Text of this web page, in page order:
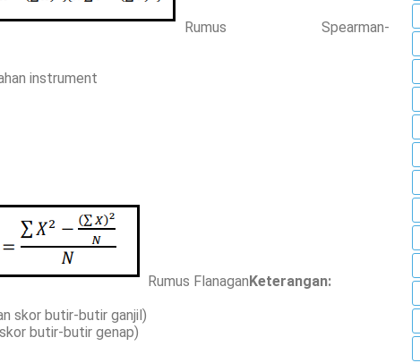
Rumus Spearman-
instrument
Rumus FlanaganKeterangan:
skor butir-butir ganjil)
butir-butir genap)